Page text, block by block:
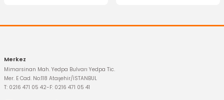
Merkez
Mimarsinan Mah. Yedpa Bulvarı Yedpa Tic.
Mer. E Cad. No:118 Ataşehir/İSTANBUL
T: 0216 471 05 42-F: 0216 471 05 41